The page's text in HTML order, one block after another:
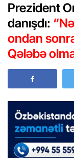
Prezident
danışdı:
ondan
Qələbə